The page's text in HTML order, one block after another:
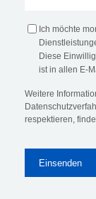
Ich möchte
Diese
ist in allen E-
Weitere
respektieren,